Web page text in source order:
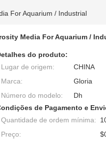
For Aquarium / Industrial
Media For Aquarium /
do produto:
Lugar de origem:
CHINA
Marca:
Gloria
Número do modelo:
Dh
de Pagamento e
Quantidade de ordem mínima:
Preço: